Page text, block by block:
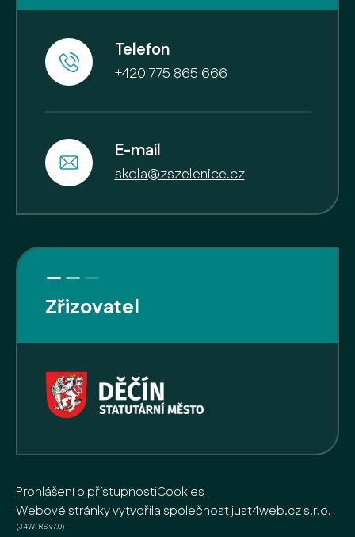
Telefon
+420 775 865 666
E-mail
skola@zszelenice.cz
Zřizovatel
Prohlášení o přístupnostiCookies
Webové stránky vytvořila společnostjust4web.cz s.r.o.
(J4W-RS v7.0)